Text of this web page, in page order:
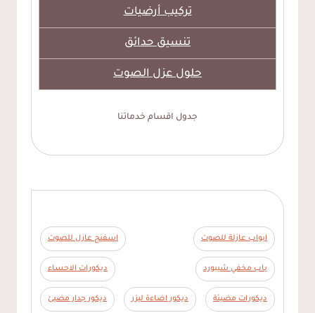
تركيب أرضيات
تنسيق حدائق
حلول عزل الصوت
جدول اقسام خدماتنا
ابواب عازلة للصوت اسفنج عازل للصوت
باب مخفي شيبورد ديكورات الاحساء
ديكورات مضيئة ديكور اضاءة ليزر ديكور جدار مضيئ